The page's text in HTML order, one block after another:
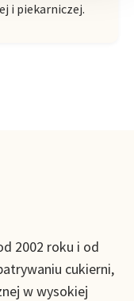
i piekarniczej.
2002 roku i od
cukierni,
w wysokiej